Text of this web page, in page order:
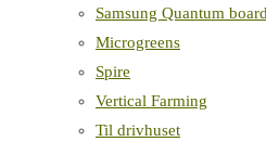
Samsung Quantum board
Microgreens
Spire
Vertical Farming
Til drivhuset